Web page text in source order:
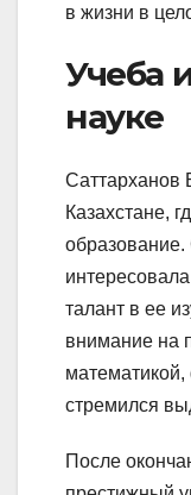
в жизни в
Учеба
науке
Саттарханов
Казахстане,
образование.
талант в ее
внимание на
математикой,
стремился
После